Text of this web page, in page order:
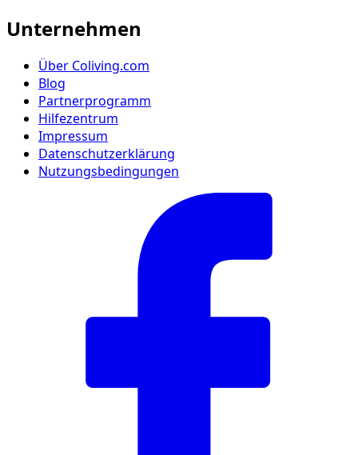
Unternehmen
Über Coliving.com
Blog
Partnerprogramm
Hilfezentrum
Impressum
Datenschutzerklärung
Nutzungsbedingungen